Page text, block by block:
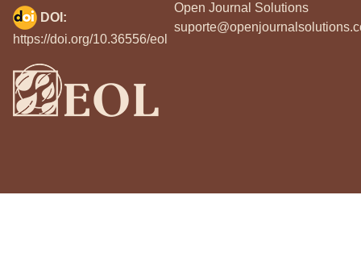
Open Journal Solutions
DOI:
https://doi.org/10.36556/eol